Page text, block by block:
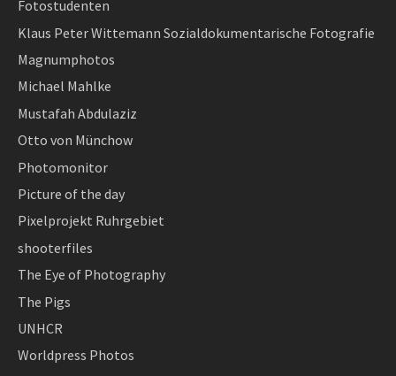
Fotostudenten
Klaus Peter Wittemann Sozialdokumentarische Fotografie
Magnumphotos
Michael Mahlke
Mustafah Abdulaziz
Otto von Münchow
Photomonitor
Picture of the day
Pixelprojekt Ruhrgebiet
shooterfiles
The Eye of Photography
The Pigs
UNHCR
Worldpress Photos